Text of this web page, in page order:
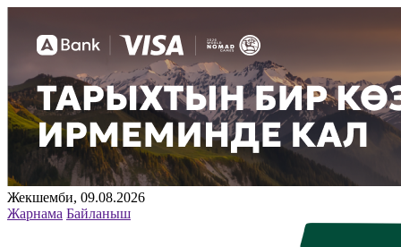
Жекшемби, 09.08.2026
Жарнама Байланыш